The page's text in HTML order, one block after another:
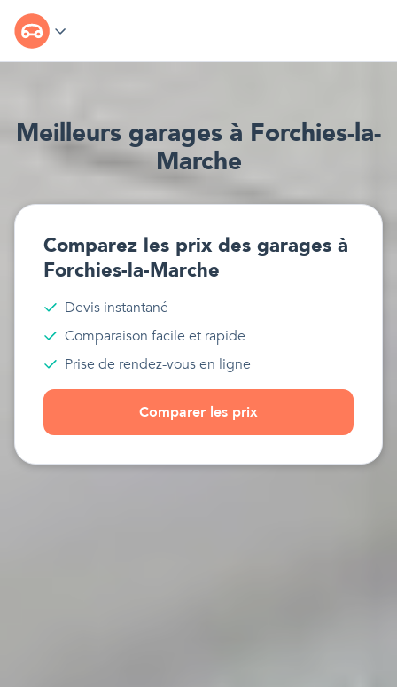
Meilleurs garages à Forchies-la-
Marche
Comparez les prix des garages à
Forchies-la-Marche
Devis instantané
Comparaison facile et rapide
Prise de rendez-vous en ligne
Comparer les prix